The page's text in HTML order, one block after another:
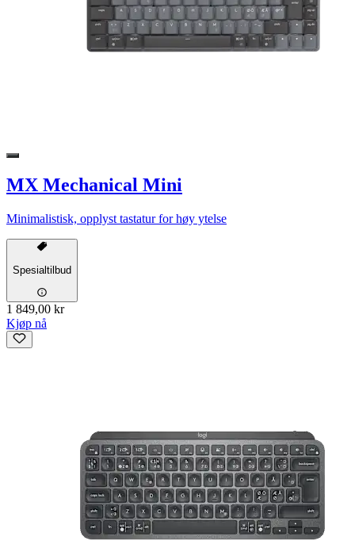
MX Mechanical Mini
Minimalistisk, opplyst tastatur for høy ytelse
Spesialtilbud
1 849,00 kr
Kjøp nå